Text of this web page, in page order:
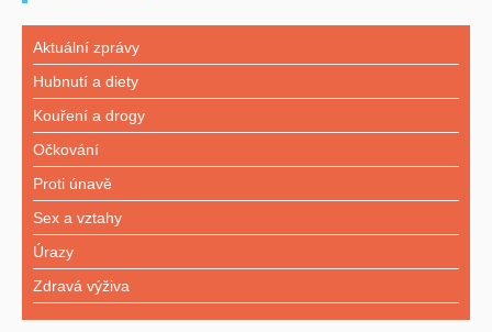
Aktuální zprávy
Hubnutí a diety
Kouření a drogy
Očkování
Proti únavě
Sex a vztahy
Úrazy
Zdravá výživa